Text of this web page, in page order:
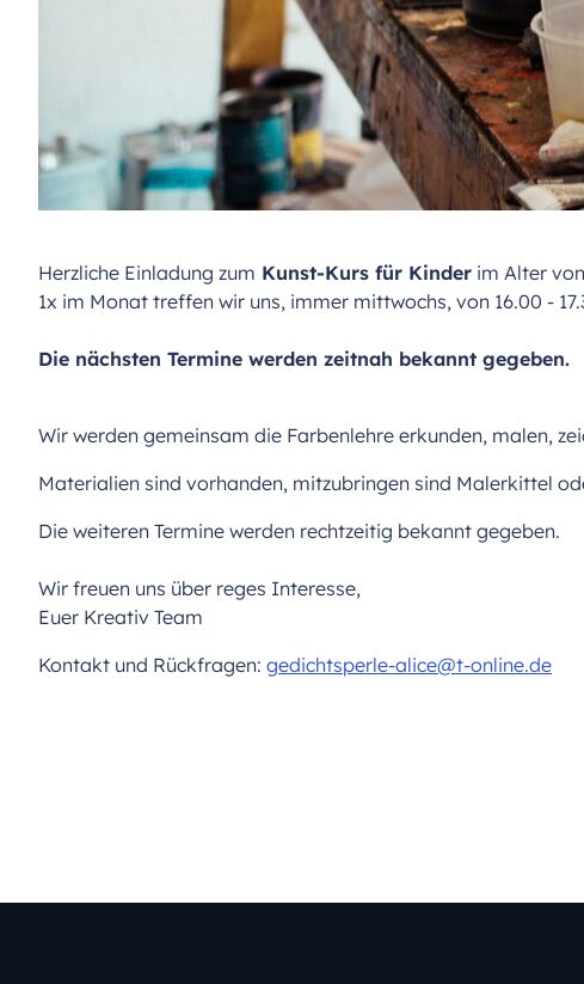
Herzliche Einladung zum Kunst-Kurs für Kinder im Alter
1x im Monat treffen wir uns, immer mittwochs, von 16.00 -
Die nächsten Termine werden zeitnah bekannt gegeben.
Wir werden gemeinsam die Farbenlehre erkunden, malen,
Materialien sind vorhanden, mitzubringen sind Malerkittel
Die weiteren Termine werden rechtzeitig bekannt gegeben.
Wir freuen uns über reges Interesse,
Euer Kreativ Team
Kontakt und Rückfragen: gedichtsperle-alice@t-online.de